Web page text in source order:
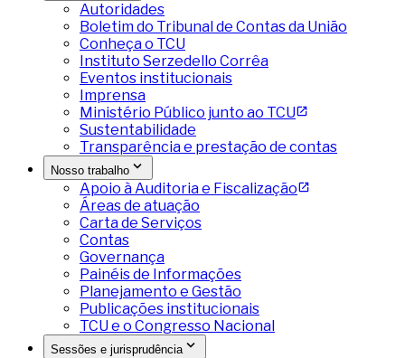
Autoridades
Boletim do Tribunal de Contas da União
Conheça o TCU
Instituto Serzedello Corrêa
Eventos institucionais
Imprensa
Ministério Público junto ao TCU
Sustentabilidade
Transparência e prestação de contas
Nosso trabalho
Apoio à Auditoria e Fiscalização
Áreas de atuação
Carta de Serviços
Contas
Governança
Painéis de Informações
Planejamento e Gestão
Publicações institucionais
TCU e o Congresso Nacional
Sessões e jurisprudência